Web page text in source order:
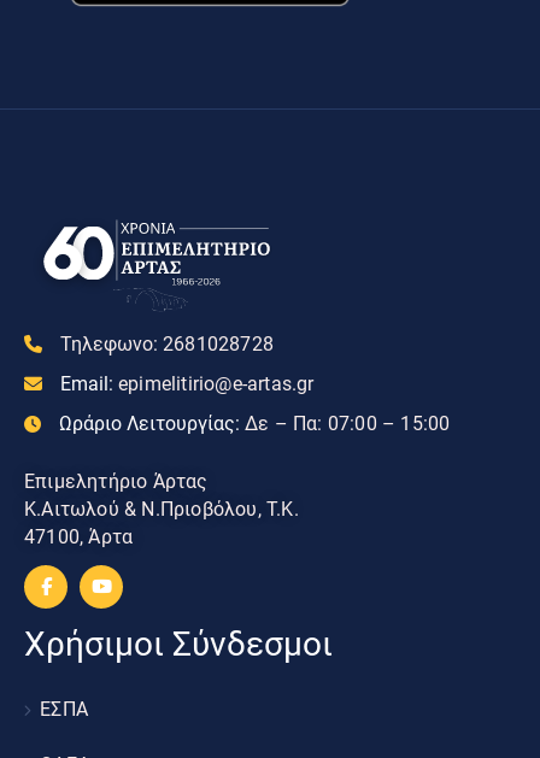
Τηλεφωνο: 2681028728
Email: epimelitirio@e-artas.gr
Ωράριο Λειτουργίας: Δε – Πα: 07:00 – 15:00
Επιμελητήριο Άρτας
Κ.Αιτωλού & Ν.Πριοβόλου, Τ.Κ.
47100, Άρτα
Χρήσιμοι Σύνδεσμοι
ΕΣΠΑ